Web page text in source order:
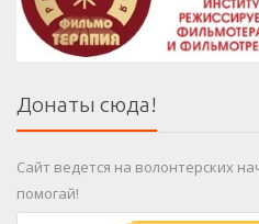
Донаты сюда!
Сайт ведется на волонтерских
помогай!